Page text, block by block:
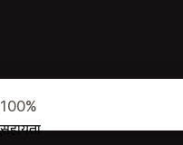
सहायता
100%